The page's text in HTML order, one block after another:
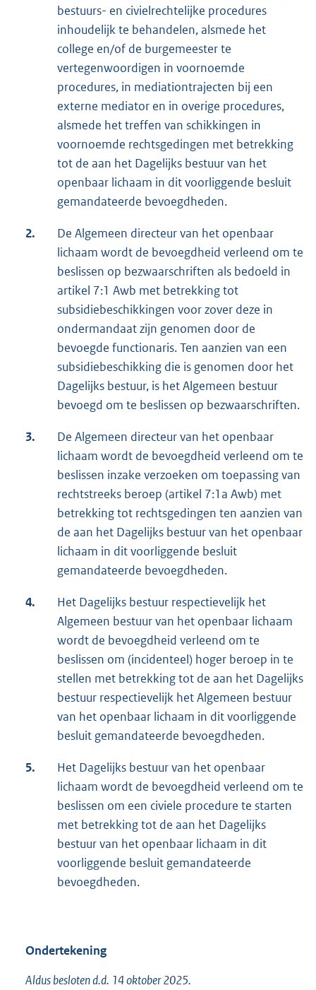
bestuurs- en civielrechtelijke procedures
inhoudelijk te behandelen, alsmede het
college en/of de burgemeester te
vertegenwoordigen in voornoemde
procedures, in mediationtrajecten bij een
externe mediator en in overige procedures,
alsmede het treffen van schikkingen in
voornoemde rechtsgedingen met betrekking
tot de aan het Dagelijks bestuur van het
openbaar lichaam in dit voorliggende besluit
gemandateerde bevoegdheden.
2.
De Algemeen directeur van het openbaar
lichaam wordt de bevoegdheid verleend om te
beslissen op bezwaarschriften als bedoeld in
artikel 7:1 Awb met betrekking tot
subsidiebeschikkingen voor zover deze in
ondermandaat zijn genomen door de
bevoegde functionaris. Ten aanzien van een
subsidiebeschikking die is genomen door het
Dagelijks bestuur, is het Algemeen bestuur
bevoegd om te beslissen op bezwaarschriften.
3.
De Algemeen directeur van het openbaar
lichaam wordt de bevoegdheid verleend om te
beslissen inzake verzoeken om toepassing van
rechtstreeks beroep (artikel 7:1a Awb) met
betrekking tot rechtsgedingen ten aanzien van
de aan het Dagelijks bestuur van het openbaar
lichaam in dit voorliggende besluit
gemandateerde bevoegdheden.
4.
Het Dagelijks bestuur respectievelijk het
Algemeen bestuur van het openbaar lichaam
wordt de bevoegdheid verleend om te
beslissen om (incidenteel) hoger beroep in te
stellen met betrekking tot de aan het Dagelijks
bestuur respectievelijk het Algemeen bestuur
van het openbaar lichaam in dit voorliggende
besluit gemandateerde bevoegdheden.
5.
Het Dagelijks bestuur van het openbaar
lichaam wordt de bevoegdheid verleend om te
beslissen om een civiele procedure te starten
met betrekking tot de aan het Dagelijks
bestuur van het openbaar lichaam in dit
voorliggende besluit gemandateerde
bevoegdheden.
Ondertekening
Aldus besloten d.d. 14 oktober 2025.